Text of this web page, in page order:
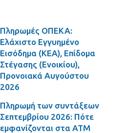
Πληρωμές ΟΠΕΚΑ:
Ελάχιστο Εγγυημένο
Εισόδημα (ΚΕΑ), Επίδομα
Στέγασης (Ενοικίου),
Προνοιακά Αυγούστου
2026
Πληρωμή των συντάξεων
Σεπτεμβρίου 2026: Πότε
εμφανίζονται στα ΑΤΜ